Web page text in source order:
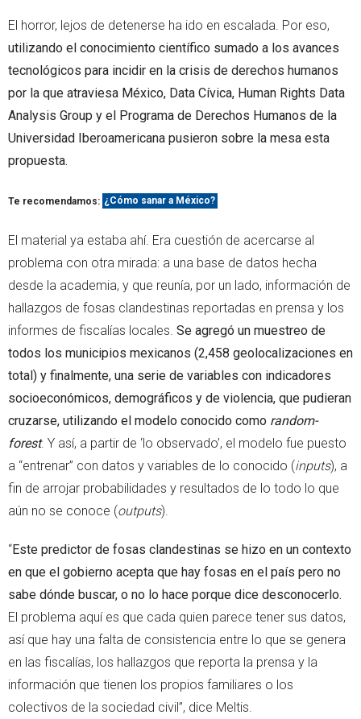
El horror, lejos de detenerse ha ido en escalada. Por eso,
utilizando el conocimiento científico sumado a los avances
tecnológicos para incidir en la crisis de derechos humanos
por la que atraviesa México, Data Cívica, Human Rights Data
Analysis Group y el Programa de Derechos Humanos de la
Universidad Iberoamericana pusieron sobre la mesa esta
propuesta.
Te recomendamos: ¿Cómo sanar a México?
El material ya estaba ahí. Era cuestión de acercarse al
problema con otra mirada: a una base de datos hecha
desde la academia, y que reunía, por un lado, información de
hallazgos de fosas clandestinas reportadas en prensa y los
informes de fiscalías locales. Se agregó un muestreo de
todos los municipios mexicanos (2,458 geolocalizaciones en
total) y finalmente, una serie de variables con indicadores
socioeconómicos, demográficos y de violencia, que pudieran
cruzarse, utilizando el modelo conocido como random-
forest. Y así, a partir de ‘lo observado’, el modelo fue puesto
a “entrenar” con datos y variables de lo conocido (inputs), a
fin de arrojar probabilidades y resultados de lo todo lo que
aún no se conoce (outputs).
“Este predictor de fosas clandestinas se hizo en un contexto
en que el gobierno acepta que hay fosas en el país pero no
sabe dónde buscar, o no lo hace porque dice desconocerlo.
El problema aquí es que cada quien parece tener sus datos,
así que hay una falta de consistencia entre lo que se genera
en las fiscalías, los hallazgos que reporta la prensa y la
información que tienen los propios familiares o los
colectivos de la sociedad civil”, dice Meltis.